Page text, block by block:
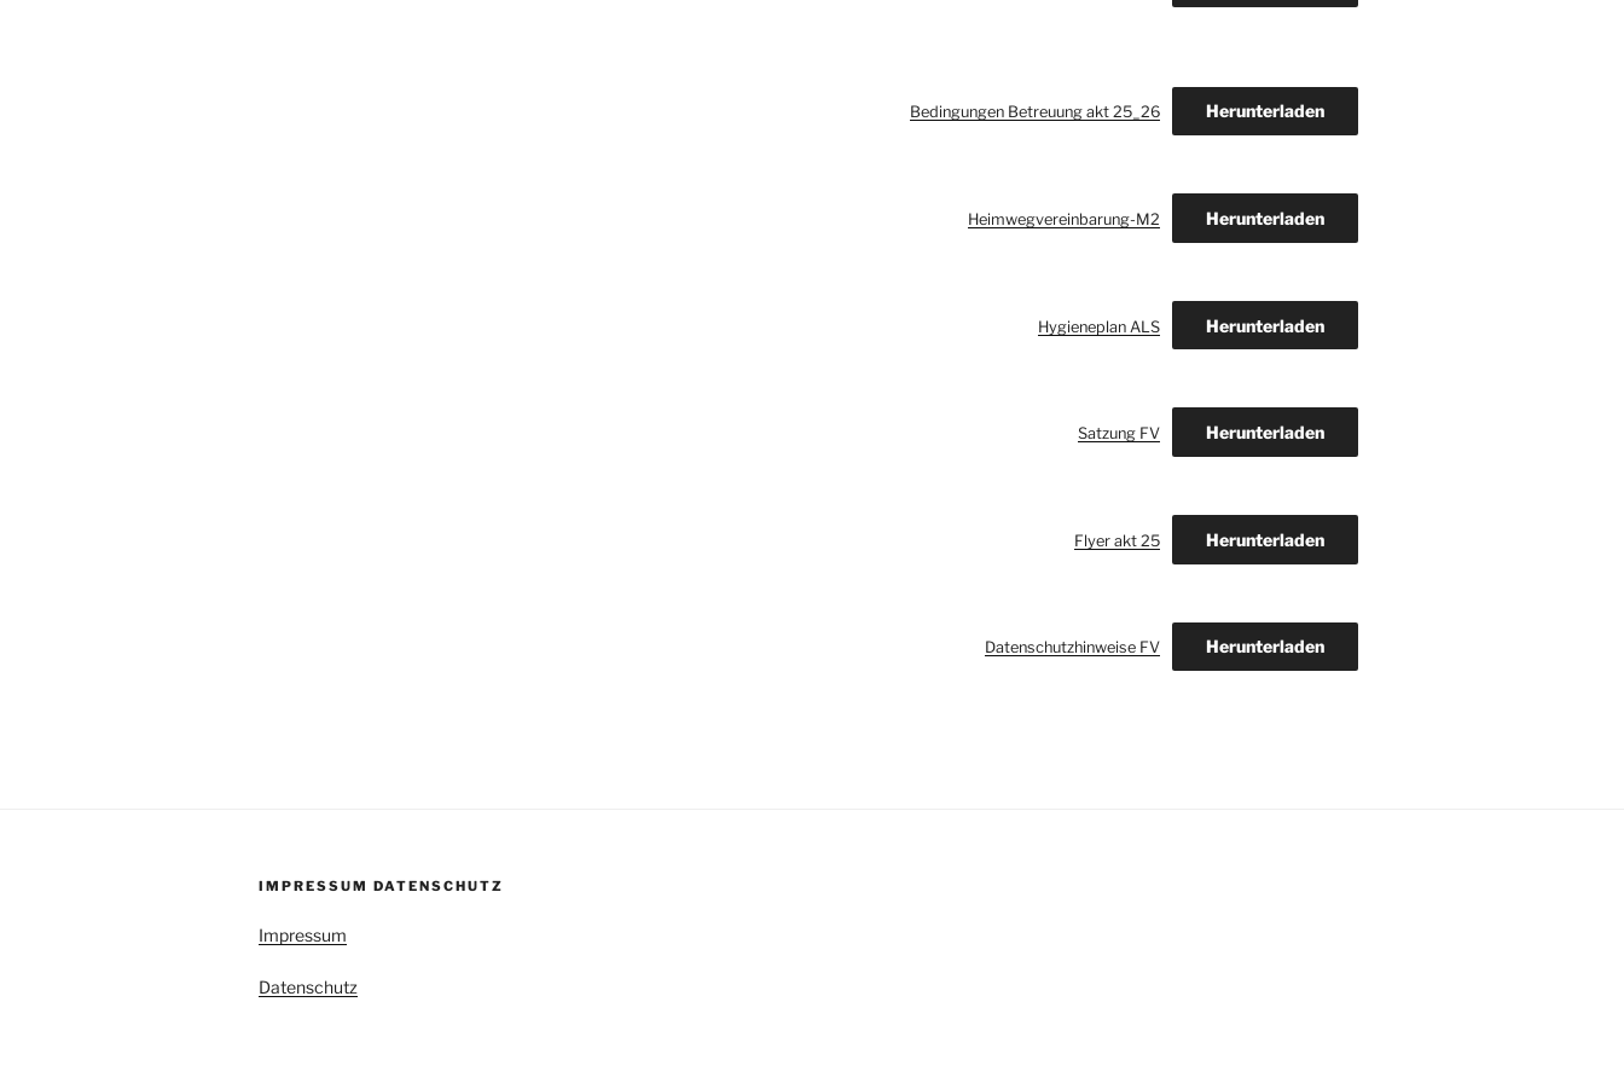
Bedingungen Betreuung akt 25_26 Herunterladen
Heimwegvereinbarung-M2 Herunterladen
Hygieneplan ALS Herunterladen
Satzung FV Herunterladen
Flyer akt 25 Herunterladen
Datenschutzhinweise FV Herunterladen
IMPRESSUM DATENSCHUTZ
Impressum
Datenschutz